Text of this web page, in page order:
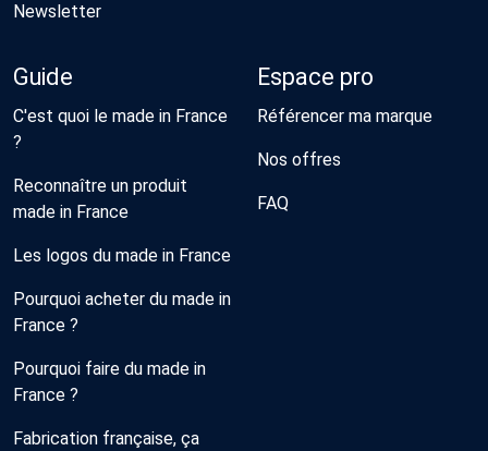
Newsletter
Guide
C'est quoi le made in France
?
Reconnaître un produit
made in France
Les logos du made in France
Pourquoi acheter du made in
France ?
Pourquoi faire du made in
France ?
Fabrication française, ça
Espace pro
Référencer ma marque
Nos offres
FAQ